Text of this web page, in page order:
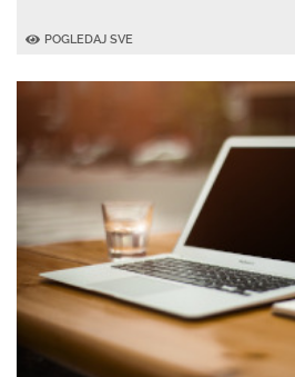
POGLEDAJ SVE